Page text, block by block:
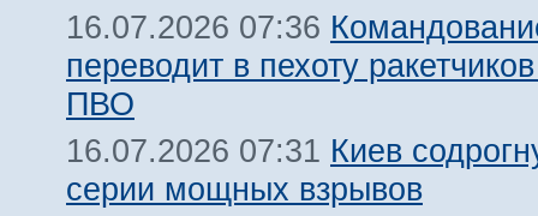
16.07.2026 07:36
переводит в пехоту
ПВО
16.07.2026 07:31 Киев
серии мощных взрывов